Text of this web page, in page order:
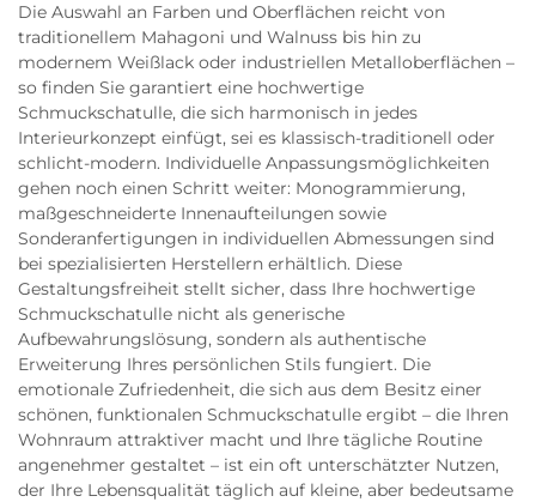
Die Auswahl an Farben und Oberflächen reicht von
traditionellem Mahagoni und Walnuss bis hin zu
modernem Weißlack oder industriellen Metalloberflächen –
so finden Sie garantiert eine hochwertige
Schmuckschatulle, die sich harmonisch in jedes
Interieurkonzept einfügt, sei es klassisch-traditionell oder
schlicht-modern. Individuelle Anpassungsmöglichkeiten
gehen noch einen Schritt weiter: Monogrammierung,
maßgeschneiderte Innenaufteilungen sowie
Sonderanfertigungen in individuellen Abmessungen sind
bei spezialisierten Herstellern erhältlich. Diese
Gestaltungsfreiheit stellt sicher, dass Ihre hochwertige
Schmuckschatulle nicht als generische
Aufbewahrungslösung, sondern als authentische
Erweiterung Ihres persönlichen Stils fungiert. Die
emotionale Zufriedenheit, die sich aus dem Besitz einer
schönen, funktionalen Schmuckschatulle ergibt – die Ihren
Wohnraum attraktiver macht und Ihre tägliche Routine
angenehmer gestaltet – ist ein oft unterschätzter Nutzen,
der Ihre Lebensqualität täglich auf kleine, aber bedeutsame